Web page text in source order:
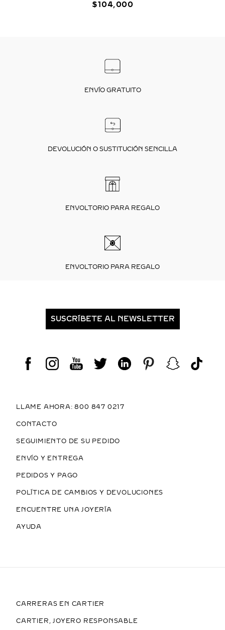
$104,000
ENVÍO GRATUITO
DEVOLUCIÓN O SUSTITUCIÓN SENCILLA
ENVOLTORIO PARA REGALO
ENVOLTORIO PARA REGALO
SUSCRÍBETE AL NEWSLETTER
LLAME AHORA: 800 847 0217
CONTACTO
SEGUIMIENTO DE SU PEDIDO
ENVÍO Y ENTREGA
PEDIDOS Y PAGO
POLÍTICA DE CAMBIOS Y DEVOLUCIONES
ENCUENTRE UNA JOYERÍA
AYUDA
CARRERAS EN CARTIER
CARTIER, JOYERO RESPONSABLE